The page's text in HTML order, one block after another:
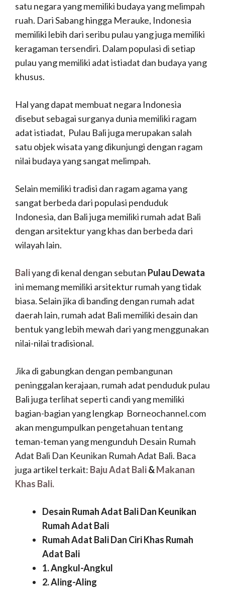
satu negara yang memiliki budaya yang melimpah
ruah. Dari Sabang hingga Merauke, Indonesia
memiliki lebih dari seribu pulau yang juga memiliki
keragaman tersendiri. Dalam populasi di setiap
pulau yang memiliki adat istiadat dan budaya yang
khusus.
Hal yang dapat membuat negara Indonesia
disebut sebagai surganya dunia memiliki ragam
adat istiadat, Pulau Bali juga merupakan salah
satu objek wisata yang dikunjungi dengan ragam
nilai budaya yang sangat melimpah.
Selain memiliki tradisi dan ragam agama yang
sangat berbeda dari populasi penduduk
Indonesia, dan Bali juga memiliki rumah adat Bali
dengan arsitektur yang khas dan berbeda dari
wilayah lain.
Baliyang di kenal dengan sebutan Pulau Dewata
ini memang memiliki arsitektur rumah yang tidak
biasa.Selain jika di banding dengan rumah adat
daerah lain, rumah adat Bali memiliki desain dan
bentuk yang lebih mewah dari yang menggunakan
nilai-nilai tradisional.
Jika di gabungkan dengan pembangunan
peninggalan kerajaan, rumah adat penduduk pulau
Bali juga terlihat seperti candi yang memiliki
bagian-bagian yang lengkap Borneochannel.com
akan mengumpulkan pengetahuan tentang
teman-teman yang mengunduh Desain Rumah
Adat Bali Dan Keunikan Rumah Adat Bali. Baca
juga artikel terkait: Baju Adat Bali&Makanan
Khas Bali.
Desain Rumah Adat Bali Dan Keunikan
Rumah Adat Bali
Rumah Adat Bali Dan Ciri Khas Rumah
Adat Bali
1. Angkul-Angkul
2. Aling-Aling